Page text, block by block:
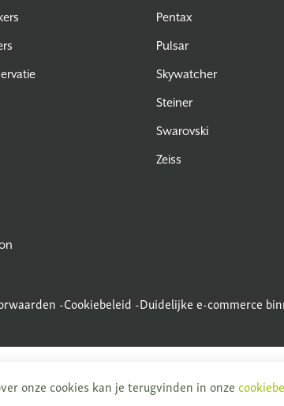
Pentax
Pulsar
Skywatcher
Steiner
Swarovski
Zeiss
-Cookiebeleid -Duidelijke e-commerce
onze cookies kan je terugvinden in onze